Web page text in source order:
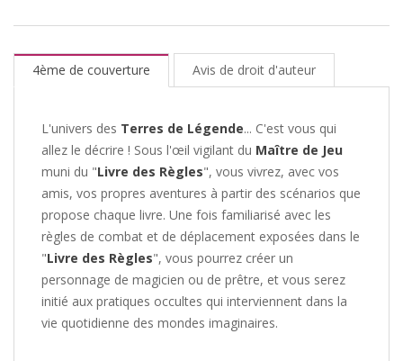
4ème de couverture Avis de droit d'auteur
L'univers des Terres de Légende... C'est vous qui
allez le décrire ! Sous l'œil vigilant du Maître de Jeu
muni du "Livre des Règles", vous vivrez, avec vos
amis, vos propres aventures à partir des scénarios que
propose chaque livre. Une fois familiarisé avec les
règles de combat et de déplacement exposées dans le
"Livre des Règles", vous pourrez créer un
personnage de magicien ou de prêtre, et vous serez
initié aux pratiques occultes qui interviennent dans la
vie quotidienne des mondes imaginaires.